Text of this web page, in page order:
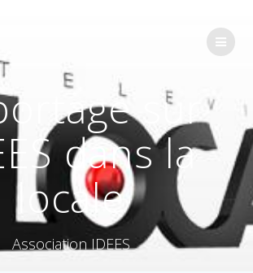
sur
dans la
locale
Association IDEES